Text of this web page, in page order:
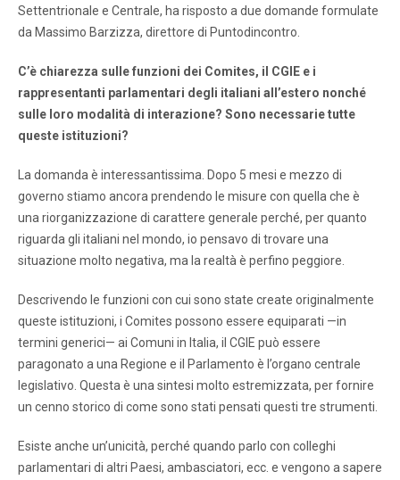
Settentrionale e Centrale, ha risposto a due domande formulate
da Massimo Barzizza, direttore di Puntodincontro.
C’è chiarezza sulle funzioni dei Comites, il CGIE e i
rappresentanti parlamentari degli italiani all’estero nonché
sulle loro modalità di interazione? Sono necessarie tutte
queste istituzioni?
La domanda è interessantissima. Dopo 5 mesi e mezzo di
governo stiamo ancora prendendo le misure con quella che è
una riorganizzazione di carattere generale perché, per quanto
riguarda gli italiani nel mondo, io pensavo di trovare una
situazione molto negativa, ma la realtà è perfino peggiore.
Descrivendo le funzioni con cui sono state create originalmente
queste istituzioni, i Comites possono essere equiparati —in
termini generici— ai Comuni in Italia, il CGIE può essere
paragonato a una Regione e il Parlamento è l’organo centrale
legislativo. Questa è una sintesi molto estremizzata, per fornire
un cenno storico di come sono stati pensati questi tre strumenti.
Esiste anche un’unicità, perché quando parlo con colleghi
parlamentari di altri Paesi, ambasciatori, ecc. e vengono a sapere